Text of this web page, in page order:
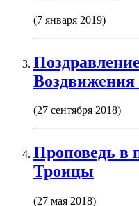
(7 января 2019)
Воздвижения
(27 сентября 2018)
Проповедь в
Троицы
(27 мая 2018)